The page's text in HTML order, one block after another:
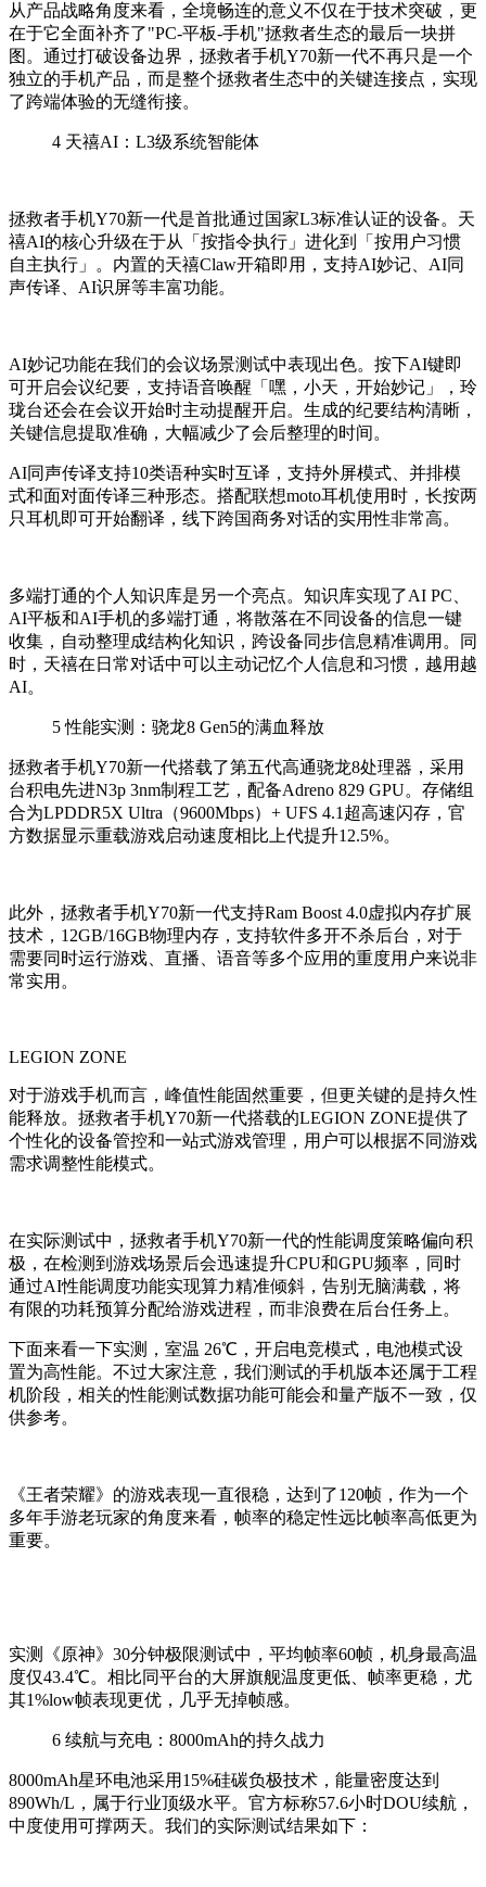
从产品战略角度来看，全境畅连的意义不仅在于技术突破，更
在于它全面补齐了"PC-平板-手机"拯救者生态的最后一块拼
图。通过打破设备边界，拯救者手机Y70新一代不再只是一个
独立的手机产品，而是整个拯救者生态中的关键连接点，实现
了跨端体验的无缝衔接。
4 天禧AI：L3级系统智能体
拯救者手机Y70新一代是首批通过国家L3标准认证的设备。天
禧AI的核心升级在于从「按指令执行」进化到「按用户习惯
自主执行」。内置的天禧Claw开箱即用，支持AI妙记、AI同
声传译、AI识屏等丰富功能。
AI妙记功能在我们的会议场景测试中表现出色。按下AI键即
可开启会议纪要，支持语音唤醒「嘿，小天，开始妙记」，玲
珑台还会在会议开始时主动提醒开启。生成的纪要结构清晰，
关键信息提取准确，大幅减少了会后整理的时间。
AI同声传译支持10类语种实时互译，支持外屏模式、并排模
式和面对面传译三种形态。搭配联想moto耳机使用时，长按两
只耳机即可开始翻译，线下跨国商务对话的实用性非常高。
多端打通的个人知识库是另一个亮点。知识库实现了AI PC、
AI平板和AI手机的多端打通，将散落在不同设备的信息一键
收集，自动整理成结构化知识，跨设备同步信息精准调用。同
时，天禧在日常对话中可以主动记忆个人信息和习惯，越用越
AI。
5性能实测：骁龙8 Gen5的满血释放
拯救者手机Y70新一代搭载了第五代高通骁龙8处理器，采用
台积电先进N3p 3nm制程工艺，配备Adreno 829 GPU。存储组
合为LPDDR5X Ultra（9600Mbps）+ UFS 4.1超高速闪存，官
方数据显示重载游戏启动速度相比上代提升12.5%。
此外，拯救者手机Y70新一代支持Ram Boost 4.0虚拟内存扩展
技术，12GB/16GB物理内存，支持软件多开不杀后台，对于
需要同时运行游戏、直播、语音等多个应用的重度用户来说非
常实用。
LEGION ZONE
对于游戏手机而言，峰值性能固然重要，但更关键的是持久性
能释放。拯救者手机Y70新一代搭载的LEGION ZONE提供了
个性化的设备管控和一站式游戏管理，用户可以根据不同游戏
需求调整性能模式。
在实际测试中，拯救者手机Y70新一代的性能调度策略偏向积
极 ， 在检测到游戏场景后会迅速提升CPU和GPU频率，同时
通过AI性能调度功能实现算力精准倾斜，告别无脑满载，将
有限的功耗预算分配给游戏进程，而非浪费在后台任务上。
下面来看一下实测，室温 26℃，开启电竞模式，电池模式设
置为高性能。 不过大家注意，我们测试的手机版本还属于工程
机阶段，相关的性能测试数据功能可能会和量产版不一致，仅
供参考。
《王者荣耀》的游戏表现一直很稳 ，达到了120帧， 作为一个
多年手游老玩家的角度来看，帧率的稳定性远比帧率高低更为
重要。
实测《原神》 30分钟极限测试中，平均帧率60帧，机身最高温
度仅43.4℃。相比同平台的大屏旗舰温度更低、帧率更稳，尤
其1%low帧表现更优，几乎无掉帧感。
6 续航与充电：8000mAh的持久战力
8000mAh星环电池采用15%硅碳负极技术，能量密度达到
890Wh/L，属于行业顶级水平。官方标称57.6小时DOU续航，
中度使用可撑两天。我们的实际测试结果如下：